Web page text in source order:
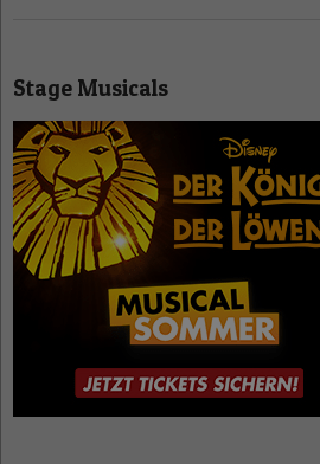
01
Stage Musicals